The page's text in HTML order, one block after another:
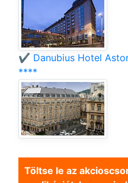
✔️ Danubius Hotel
****
Töltse le az